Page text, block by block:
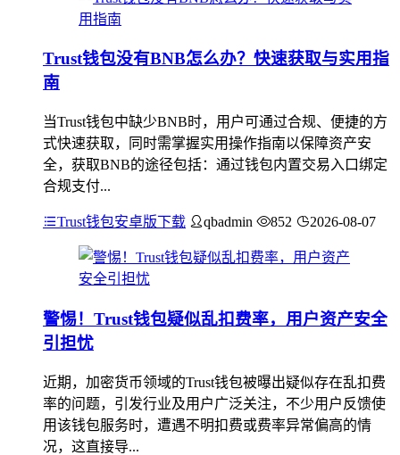
Trust钱包没有BNB怎么办？快速获取与实用指
南
当Trust钱包中缺少BNB时，用户可通过合规、便捷的方
式快速获取，同时需掌握实用操作指南以保障资产安
全，获取BNB的途径包括：通过钱包内置交易入口绑定
合规支付...
Trust钱包安卓版下载 qbadmin 852 2026-08-07
警惕！Trust钱包疑似乱扣费率，用户资产安全
引担忧
近期，加密货币领域的Trust钱包被曝出疑似存在乱扣费
率的问题，引发行业及用户广泛关注，不少用户反馈使
用该钱包服务时，遭遇不明扣费或费率异常偏高的情
况，这直接导...